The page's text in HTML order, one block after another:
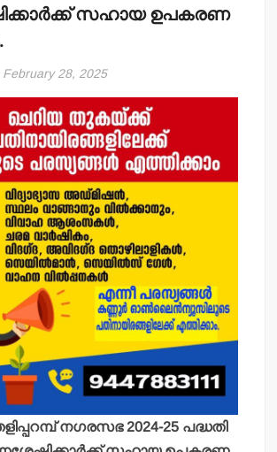
സഹായ ഉപകരണ
February 28, 2025
നഗരസഭ 2024-25 പദ്ധതി